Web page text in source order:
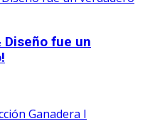
Diseño fue un